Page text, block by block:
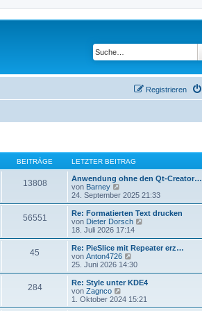
Registrieren
BEITRÄGE LETZTER BEITRAG
13808
Anwendung ohne den Qt-Creator…
von Barney
e
u
e
s
t
B
e
i
r
a
g
24. September 2025 21:33
56551
Re: Formatierten Text drucken
von Dieter Dorsch
u
e
r
B
e
i
18. Juli 2026 17:14
45
Re: PieSlice mit Repeater erz…
von Anton4726
e
u
e
t
25. Juni 2026 14:30
284
Re: Style unter KDE4
von Zagnco
e
u
1. Oktober 2024 15:21